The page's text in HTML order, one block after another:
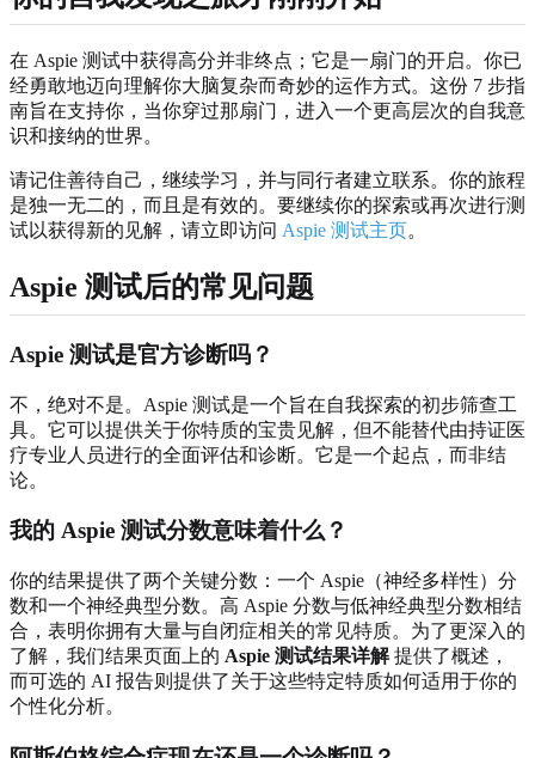
在 Aspie 测试中获得高分并非终点；它是一扇门的开启。你已
经勇敢地迈向理解你大脑复杂而奇妙的运作方式。这份 7 步指
南旨在支持你，当你穿过那扇门，进入一个更高层次的自我意
识和接纳的世界。
请记住善待自己，继续学习，并与同行者建立联系。你的旅程
是独一无二的，而且是有效的。要继续你的探索或再次进行测
试以获得新的见解，请立即访问 Aspie 测试主页。
Aspie 测试后的常见问题
Aspie 测试是官方诊断吗？
不，绝对不是。Aspie 测试是一个旨在自我探索的初步筛查工
具。它可以提供关于你特质的宝贵见解，但不能替代由持证医
疗专业人员进行的全面评估和诊断。它是一个起点，而非结
论。
我的 Aspie 测试分数意味着什么？
你的结果提供了两个关键分数：一个 Aspie（神经多样性）分
数和一个神经典型分数。高 Aspie 分数与低神经典型分数相结
合，表明你拥有大量与自闭症相关的常见特质。为了更深入的
了解，我们结果页面上的 Aspie 测试结果详解提供了概述，
而可选的 AI 报告则提供了关于这些特定特质如何适用于你的
个性化分析。